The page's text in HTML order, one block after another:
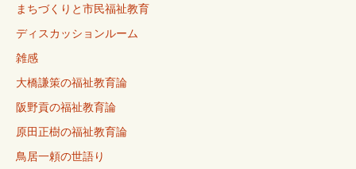
まちづくりと市民福祉教育
ディスカッションルーム
雑感
大橋謙策の福祉教育論
阪野貢の福祉教育論
原田正樹の福祉教育論
鳥居一頼の世語り